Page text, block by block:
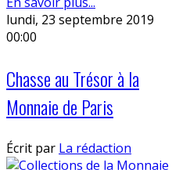
lundi, 23 septembre 2019
00:00
Chasse au Trésor à la
Monnaie de Paris
Écrit par La rédaction